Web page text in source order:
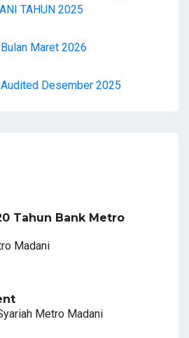
TAHUN 2025
Maret 2026
Desember 2025
Tahun Bank Metro
Madani
Metro Madani